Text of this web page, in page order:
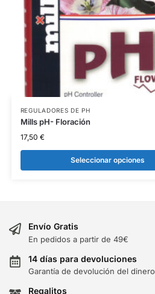
REGULADORES DE PH
Mills pH- Floración
17,50 €
Seleccionar opciones
Envío Gratis
En pedidos a partir de 49€
14 días para devoluciones
Garantía de devolución del dinero
Regalitos